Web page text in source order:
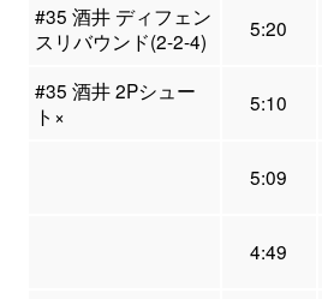
#35 酒井 ディフェン
スリバウンド(2-2-4)
5:20
#35 酒井 2Pシュー
ト×
5:10
5:09
4:49